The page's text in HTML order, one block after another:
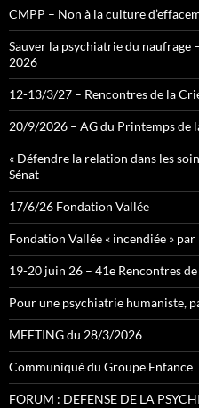
CMPP – Non à la culture
Sauver la psychiatrie du naufrage
2026
12-13/3/27 – Rencontres de la
20/9/2026 – AG du Printemps de
« Défendre la relation dans les
Sénat
17/6/26 Fondation Vallée
Fondation Vallée « incendiée »
19-20 juin 26 – 41e Rencontres
Pour une psychiatrie humaniste,
MEETING du 28/3/2026
Communiqué du Groupe Enfance
FORUM : DEFENSE DE LA